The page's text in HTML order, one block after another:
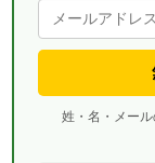
姓・名・メー